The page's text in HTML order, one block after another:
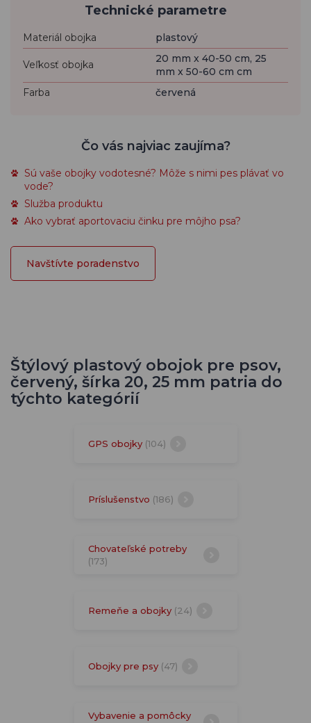
Technické parametre
Materiál obojka plastový
Veľkosť obojka
20 mm x 40-50 cm, 25
mm x 50-60 cm cm
Farba
červená
Čo vás najviac zaujíma?
Sú vaše obojky vodotesné? Môže s nimi pes plávať vo
vode?
Služba produktu
Ako vybrať aportovaciu činku pre môjho psa?
Navštívte poradenstvo
Štýlový plastový obojok pre psov,
červený, šírka 20, 25 mm patria do
týchto kategórií
GPS obojky (104)
Príslušenstvo (186)
Chovateľské potreby
(173)
Remeňe a obojky (24)
Obojky pre psy (47)
Vybavenie a pomôcky